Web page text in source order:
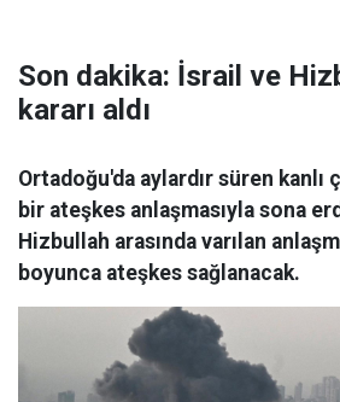
Son dakika: İsrail ve
kararı aldı
Ortadoğu'da aylardır süren kanlı
bir ateşkes anlaşmasıyla sona
Hizbullah arasında varılan
boyunca ateşkes sağlanacak.